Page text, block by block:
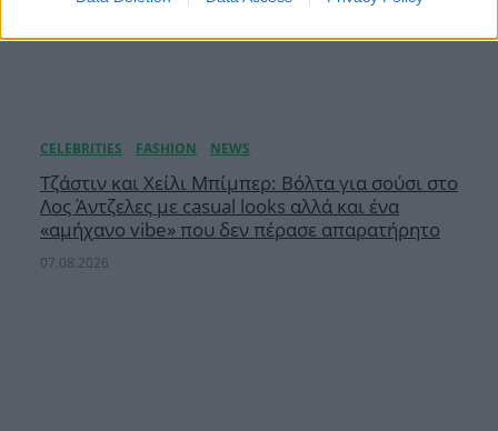
Τζάστιν και Χείλι Μπίμπερ: Βόλτα για σούσι στο
Λος Άντζελες με casual looks αλλά και ένα
«αμήχανο vibe» που δεν πέρασε απαρατήρητο
07.08.2026